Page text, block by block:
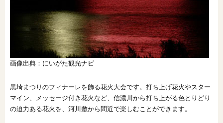
画像出典：にいがた観光ナビ
黒埼まつりのフィナーレを飾る花火大会です。打ち上げ花火やスター
マイン、メッセージ付き花火など、信濃川から打ち上がる色とりどり
の迫力ある花火を、河川敷から間近で楽しむことができます。